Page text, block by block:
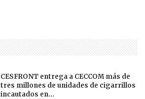
CESFRONT entrega a CECCOM más de
tres millones de unidades de cigarrillos
incautados en...